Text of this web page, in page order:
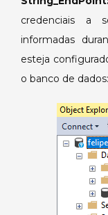
credenciais a
informadas
esteja
o banco de dados: